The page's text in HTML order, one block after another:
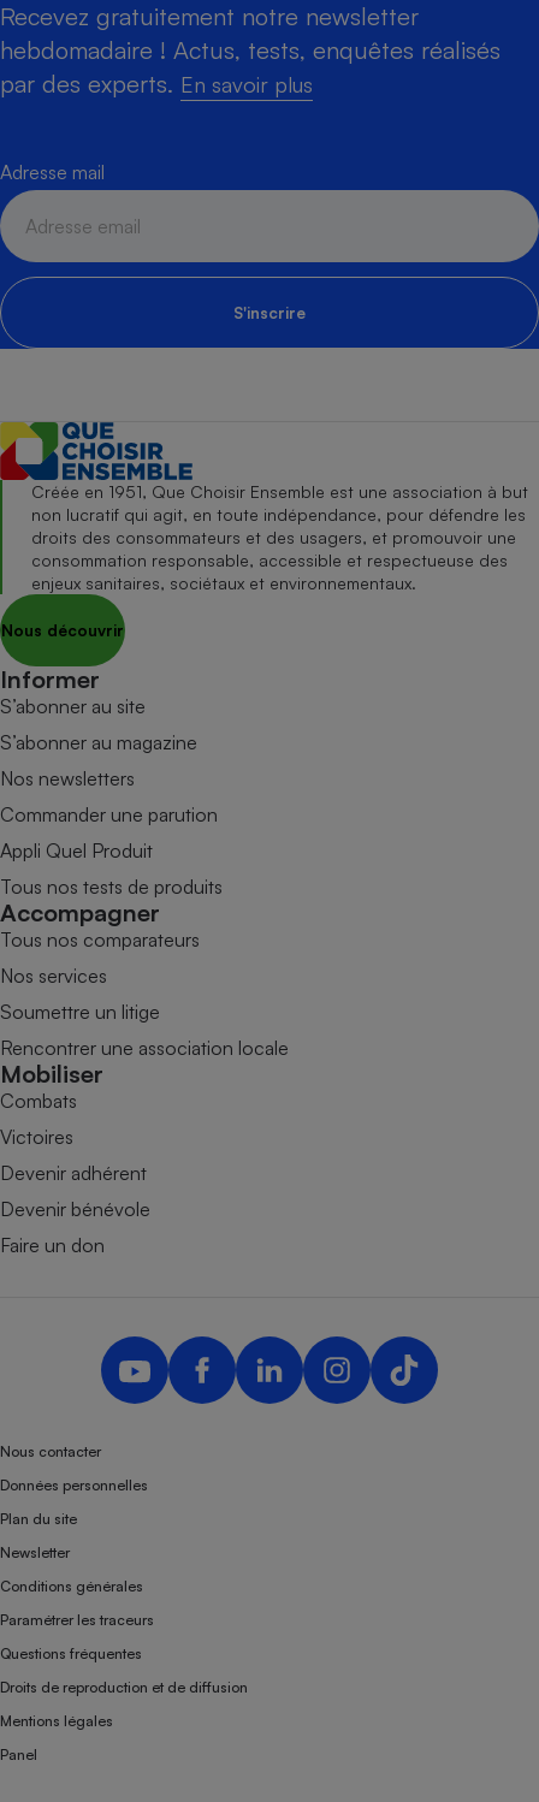
Recevez gratuitement notre newsletter
hebdomadaire ! Actus, tests, enquêtes réalisés
par des experts. En savoir plus
Adresse mail
S'inscrire
Créée en 1951, Que Choisir Ensemble est une association à but
non lucratif qui agit, en toute indépendance, pour défendre les
droits des consommateurs et des usagers, et promouvoir une
consommation responsable, accessible et respectueuse des
enjeux sanitaires, sociétaux et environnementaux.
Nous découvrir
Informer
S’abonner au site
S’abonner au magazine
Nos newsletters
Commander une parution
Appli Quel Produit
Tous nos tests de produits
Accompagner
Tous nos comparateurs
Nos services
Soumettre un litige
Rencontrer une association locale
Mobiliser
Combats
Victoires
Devenir adhérent
Devenir bénévole
Faire un don
Nous contacter
Données personnelles
Plan du site
Newsletter
Conditions générales
Paramétrer les traceurs
Questions fréquentes
Droits de reproduction et de diffusion
Mentions légales
Panel